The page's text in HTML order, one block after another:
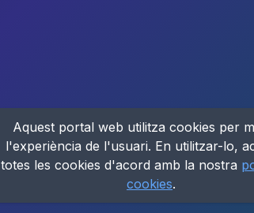
Aquest portal web utilitza cookies per
l'experiència de l'usuari. En utilitzar-lo,
totes les cookies d'acord amb la nostra
cookies.